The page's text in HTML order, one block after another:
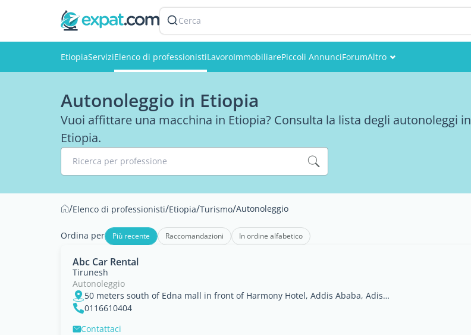
Cerca
EtiopiaServiziElenco di professionistiLavoroImmobiliarePiccoli AnnunciForumAltro
Autonoleggio in Etiopia
Vuoi affittare una macchina in Etiopia? Consulta la lista degli autonoleggi in
Etiopia.
Ricerca per professione
/Elenco di professionisti/Etiopia/Turismo/Autonoleggio
Ordina per Più recente Raccomandazioni In ordine alfabetico
Abc Car Rental
Tirunesh
Autonoleggio
50 meters south of Edna mall in front of Harmony Hotel, Addis Ababa, Adis Abeba
0116610404
Contattaci